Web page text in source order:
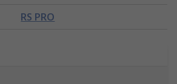
RS PRO